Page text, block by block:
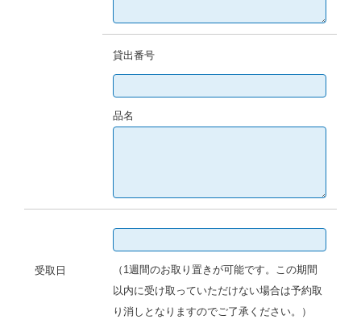
貸出番号
品名
受取日
（1週間のお取り置きが可能です。この期間
以内に受け取っていただけない場合は予約取
り消しとなりますのでご了承ください。）